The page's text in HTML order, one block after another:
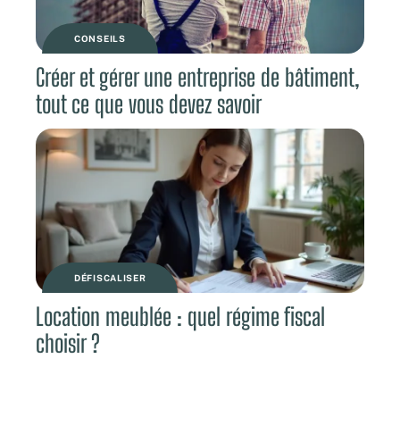
CONSEILS
Créer et gérer une entreprise de bâtiment,
tout ce que vous devez savoir
DÉFISCALISER
Location meublée : quel régime fiscal
choisir ?